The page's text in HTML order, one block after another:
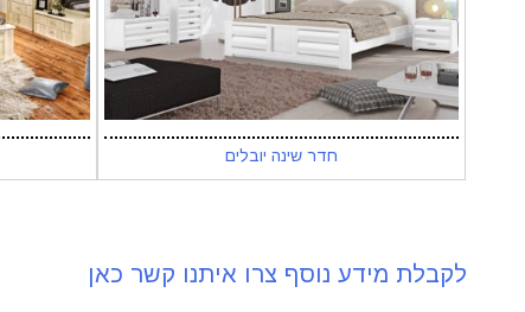
חדר שינה יובלים
לקבלת מידע נוסף צרו איתנו קשר כאן